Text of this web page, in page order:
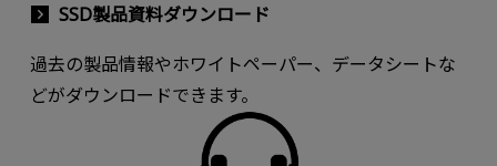
SSD製品資料ダウンロード
過去の製品情報やホワイトペーパー、データシートな
どがダウンロードできます。